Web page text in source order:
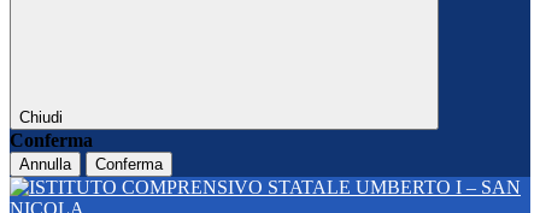
Chiudi
Conferma
Annulla Conferma